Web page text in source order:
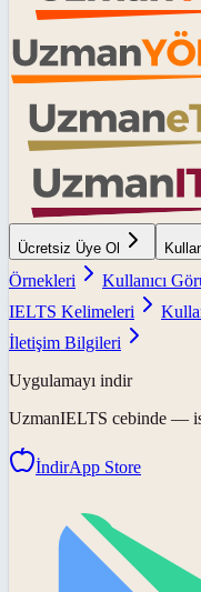
Ücretsiz Üye Ol
Örnekleri
Kullanıcı
IELTS Kelimeleri
İletişim Bilgileri
Uygulamayı indir
UzmanIELTS cebinde —
İndirApp Store